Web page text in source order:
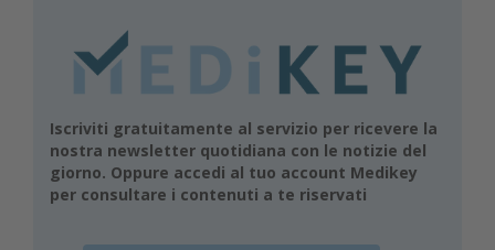
Iscriviti gratuitamente al servizio per ricevere la
nostra newsletter quotidiana con le notizie del
giorno. Oppure accedi al tuo account Medikey
per consultare i contenuti a te riservati